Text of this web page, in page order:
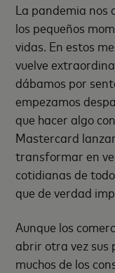
La pandemia nos
los pequeños
vidas. En estos
vuelve
dábamos por
empezamos
que hacer algo
Mastercard
transformar en
cotidianas de
que de verdad
Aunque los
abrir otra vez sus
muchos de los